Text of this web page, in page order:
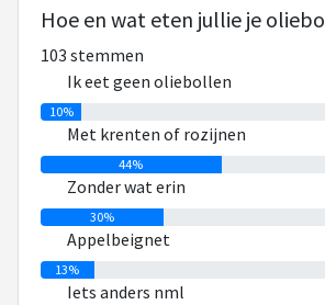
Hoe en wat eten jullie je
103 stemmen
Ik eet geen oliebollen
10%
Met krenten of rozijnen
44%
Zonder wat erin
30%
Appelbeignet
13%
Iets anders nml